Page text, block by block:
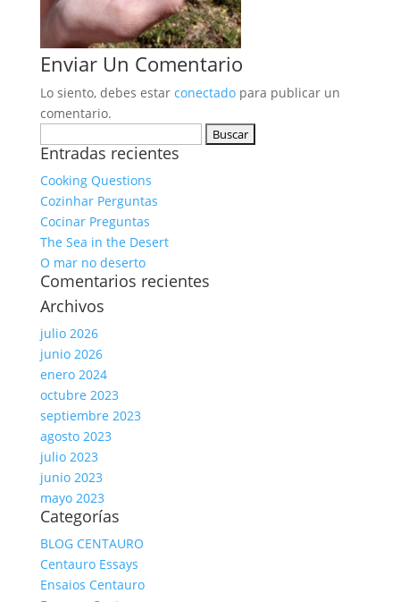
Enviar Un Comentario
Lo siento, debes estar conectadopara publicar un
comentario.
Entradas recientes
Cooking Questions
Cozinhar Perguntas
Cocinar Preguntas
The Sea in the Desert
O mar no deserto
Comentarios recientes
Archivos
julio 2026
junio 2026
enero 2024
octubre 2023
septiembre 2023
agosto 2023
julio 2023
junio 2023
mayo 2023
Categorías
BLOG CENTAURO
Centauro Essays
Ensaios Centauro